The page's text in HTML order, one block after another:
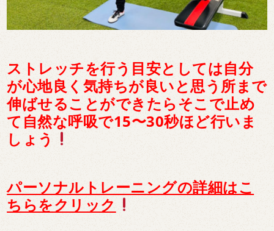
ストレッチを行う目安としては自分
が心地良く気持ちが良いと思う所まで
伸ばせることができたらそこで止め
て自然な呼吸で15〜30秒ほど行いま
しょう
パーソナルトレーニングの詳細はこ
ちらをクリック